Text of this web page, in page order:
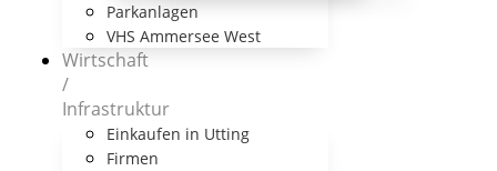
Parkanlagen
VHS Ammersee West
Wirtschaft
/
Infrastruktur
Einkaufen in Utting
Firmen